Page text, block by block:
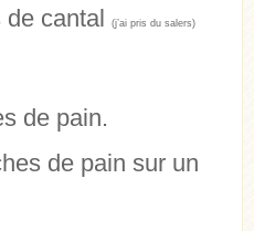
de cantal(j’ai pris du salers)
de pain.
de pain sur un